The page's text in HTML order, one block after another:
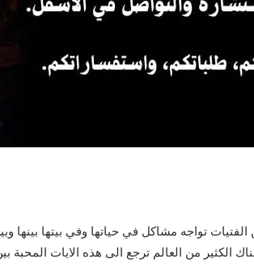
تواجه مشاكل في حياتها وفي بيتها
الكثير من العالم ترجع الى هذه الايات